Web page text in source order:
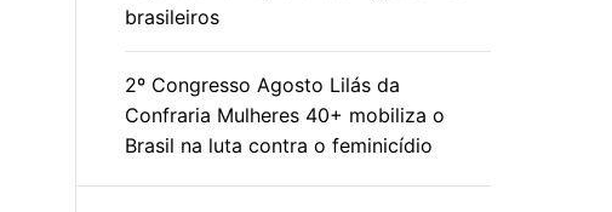
brasileiros
2º Congresso Agosto Lilás da
Confraria Mulheres 40+ mobiliza o
Brasil na luta contra o feminicídio